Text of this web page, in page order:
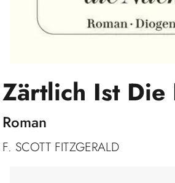
Zärtlich Ist Die
Roman
F. SCOTT FITZGERALD